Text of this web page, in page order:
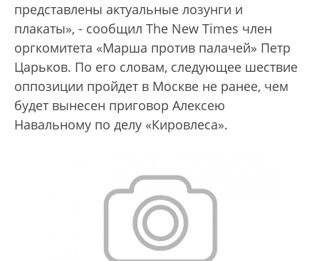
представлены актуальные лозунги и
плакаты», - сообщил The New Times член
оргкомитета «Марша против палачей» Петр
Царьков. По его словам, следующее шествие
оппозиции пройдет в Москве не ранее, чем
будет вынесен приговор Алексею
Навальному по делу «Кировлеса».